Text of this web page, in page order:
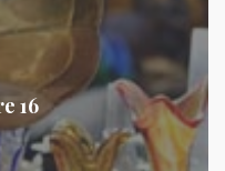
16